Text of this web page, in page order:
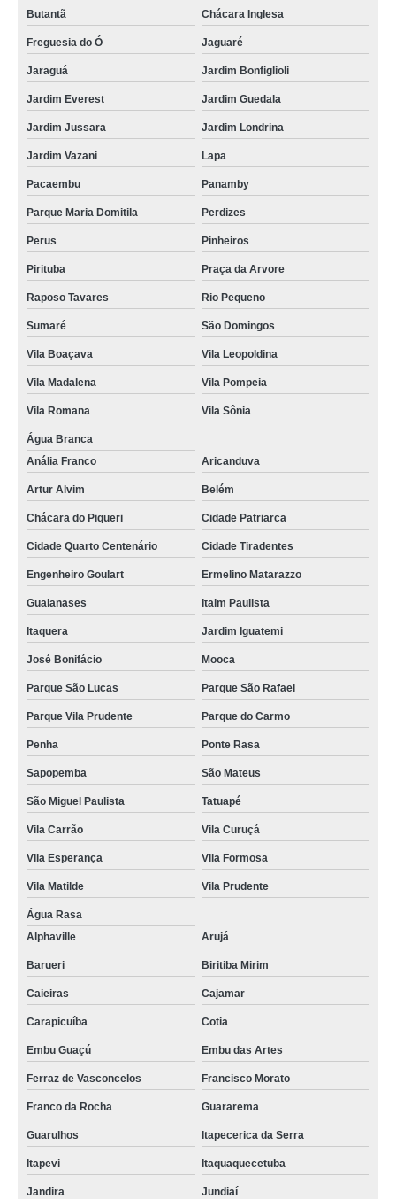
Butantã Chácara Inglesa
Freguesia do Ó Jaguaré
Jaraguá Jardim Bonfiglioli
Jardim Everest Jardim Guedala
Jardim Jussara Jardim Londrina
Jardim Vazani Lapa
Pacaembu Panamby
Parque Maria Domitila Perdizes
Perus Pinheiros
Pirituba Praça da Arvore
Raposo Tavares Rio Pequeno
Sumaré São Domingos
Vila Boaçava Vila Leopoldina
Vila Madalena Vila Pompeia
Vila Romana Vila Sônia
Água Branca
Anália Franco
Aricanduva
Artur Alvim Belém
Chácara do Piqueri Cidade Patriarca
Cidade Quarto Centenário Cidade Tiradentes
Engenheiro Goulart Ermelino Matarazzo
Guaianases Itaim Paulista
Itaquera Jardim Iguatemi
José Bonifácio Mooca
Parque São Lucas Parque São Rafael
Parque Vila Prudente Parque do Carmo
Penha Ponte Rasa
Sapopemba São Mateus
São Miguel Paulista Tatuapé
Vila Carrão Vila Curuçá
Vila Esperança Vila Formosa
Vila Matilde Vila Prudente
Água Rasa
Alphaville
Arujá
Barueri Biritiba Mirim
Caieiras Cajamar
Carapicuíba Cotia
Embu Guaçú Embu das Artes
Ferraz de Vasconcelos Francisco Morato
Franco da Rocha Guararema
Guarulhos Itapecerica da Serra
Itapevi Itaquaquecetuba
Jandira Jundiaí